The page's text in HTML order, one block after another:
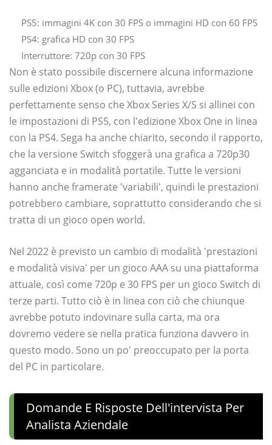
PS5: immagini 4K con 30 FPS o immagini HD con 60 FPS
PS4: grafica HD con 30 FPS
Interruttore: 720p con 30 FPS
Non è stato possibile discernere alcuna informazione
sulle edizioni Xbox (o PC), tuttavia, avrebbe
perfettamente senso che Xbox Series X/S si allinei con
le impostazioni di PS5, con l'edizione Xbox One in linea
con la PS4. Sega ha anche chiarito, secondo il rapporto,
che la versione Switch sfoggerà una grafica a 720p30
agganciata e in modalità portatile. Tutte le versioni
hanno anche framerate 'variabili', quindi le prestazioni
potrebbero cambiare, soprattutto considerando che si
tratta di un gioco open world.
Nel 2022 è previsto un cambio di modalità 'prestazioni
e modalità visiva' per un gioco AAA su una piattaforma
attuale, così come 720p e 30 FPS per un gioco Switch di
terze parti. Tutto ciò è in linea con ciò che chiunque
avrebbe potuto indovinare sulla carta, ma ora
dovremo vedere se nella pratica funziona davvero in
questo modo. Sono un po' preoccupato per la porta
del PC in particolare.
Domande E Risposte Dell'intervista Per
Analista Aziendale